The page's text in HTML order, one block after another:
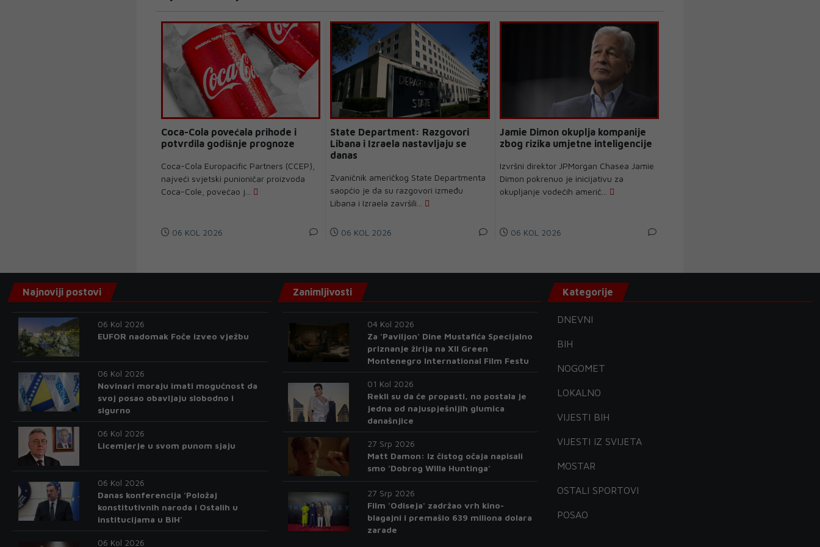
Coca-Cola povećala prihode i
potvrdila godišnje prognoze
Coca-Cola Europacific Partners (CCEP),
najveći svjetski punioničar proizvoda
Coca-Cole, povećao j...
06 KOL 2026
State Department: Razgovori
Libana i Izraela nastavljaju se
danas
Zvaničnik američkog State Departmenta
saopćio je da su razgovori između
Libana i Izraela završili...
06 KOL 2026
Jamie Dimon okuplja kompanije
zbog rizika umjetne inteligencije
Izvršni direktor JPMorgan Chasea Jamie
Dimon pokrenuo je inicijativu za
okupljanje vodećih američ...
06 KOL 2026
Najnoviji postovi
06 Kol 2026
EUFOR nadomak Foče izveo vježbu
06 Kol 2026
Novinari moraju imati mogućnost da
svoj posao obavljaju slobodno i
sigurno
06 Kol 2026
Licemjerje u svom punom sjaju
06 Kol 2026
Danas konferencija 'Položaj
konstitutivnih naroda i Ostalih u
institucijama u BiH'
06 Kol 2026
Zanimljivosti
04 Kol 2026
Za 'Paviljon' Dine Mustafića Specijalno
priznanje žirija na XII Green
Montenegro International Film Festu
01 Kol 2026
Rekli su da će propasti, no postala je
jedna od najuspješnijih glumica
današnjice
27 Srp 2026
Matt Damon: Iz čistog očaja napisali
smo 'Dobrog Willa Huntinga'
27 Srp 2026
Film 'Odiseja' zadržao vrh kino-
blagajni i premašio 639 miliona dolara
zarade
Kategorije
DNEVNI
BIH
NOGOMET
LOKALNO
VIJESTI BIH
VIJESTI IZ SVIJETA
MOSTAR
OSTALI SPORTOVI
POSAO